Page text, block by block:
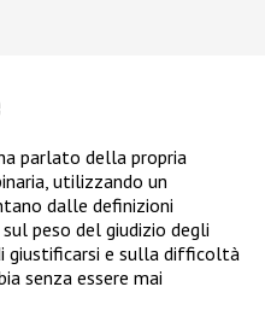
parlato della propria
utilizzando un
dalle definizioni
peso del giudizio degli
giustificarsi e sulla difficoltà
senza essere mai